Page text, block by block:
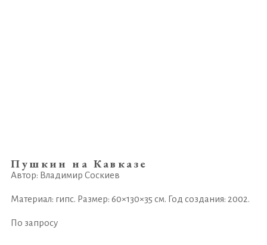
Пушкин на Кавказе
Автор: Владимир Соскиев
Материал: гипс. Размер: 60×130×35 см. Год создания: 2002.
По запросу